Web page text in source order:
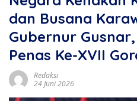
dan Busana
Gubernur
Penas Ke-XVII
Redaksi
24 Juni 2026